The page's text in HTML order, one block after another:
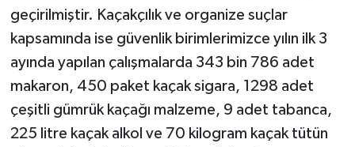
geçirilmiştir. Kaçakçılık ve organize suçlar
kapsamında ise güvenlik birimlerimizce yılın ilk 3
ayında yapılan çalışmalarda 343 bin 786 adet
makaron, 450 paket kaçak sigara, 1298 adet
çeşitli gümrük kaçağı malzeme, 9 adet tabanca,
225 litre kaçak alkol ve 70 kilogram kaçak tütün